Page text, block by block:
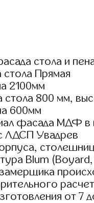
стола и
Прямая
2100мм
стола 800 мм,
600мм
фасада МДФ в
ЛДСП Увадрев
Blum
от 7